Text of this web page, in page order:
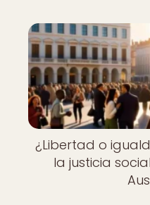
¿Libertad o
la justicia